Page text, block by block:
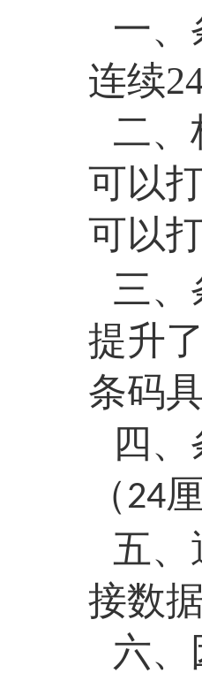
一、
连续
二、
可以
可以
三、
提升
条码
四、
（ 24
五、
接数
六、